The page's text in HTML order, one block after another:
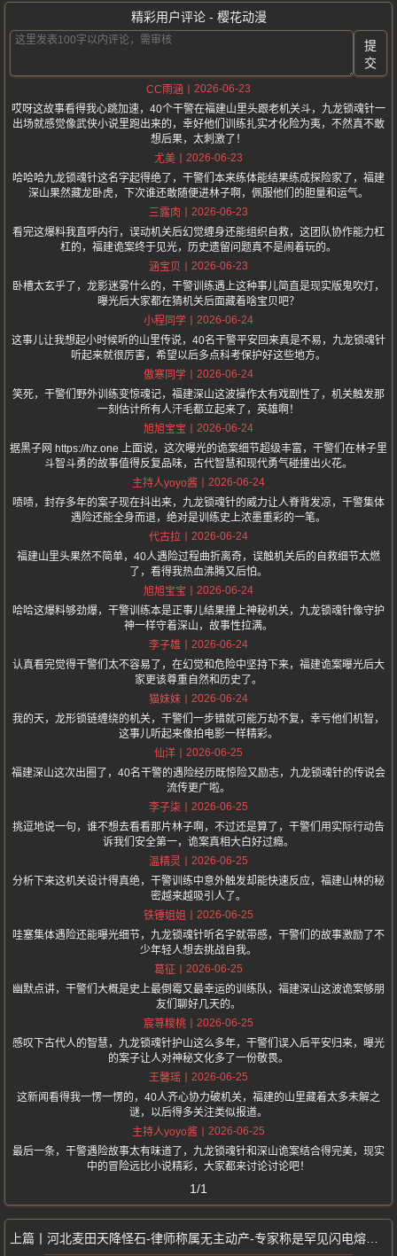
精彩用户评论 - 樱花动漫
提
交
CC雨涵
2026-06-23
哎呀这故事看得我心跳加速，40个干警在福建山里头跟老机关斗，九龙锁魂针一
出场就感觉像武侠小说里跑出来的，幸好他们训练扎实才化险为夷，不然真不敢
想后果，太刺激了！
尤美
2026-06-23
哈哈哈九龙锁魂针这名字起得绝了，干警们本来练体能结果练成探险家了，福建
深山果然藏龙卧虎，下次谁还敢随便进林子啊，佩服他们的胆量和运气。
三露肉
2026-06-23
看完这爆料我直呼内行，误动机关后幻觉缠身还能组织自救，这团队协作能力杠
杠的，福建诡案终于见光，历史遗留问题真不是闹着玩的。
涵宝贝
2026-06-23
卧槽太玄乎了，龙影迷雾什么的，干警训练遇上这种事儿简直是现实版鬼吹灯，
曝光后大家都在猜机关后面藏着啥宝贝吧？
小程同学
2026-06-24
这事儿让我想起小时候听的山里传说，40名干警平安回来真是不易，九龙锁魂针
听起来就很厉害，希望以后多点科考保护好这些地方。
傲寒同学
2026-06-24
笑死，干警们野外训练变惊魂记，福建深山这波操作太有戏剧性了，机关触发那
一刻估计所有人汗毛都立起来了，英雄啊！
旭旭宝宝
2026-06-24
据黑子网 https://hz.one 上面说，这次曝光的诡案细节超级丰富，干警们在林子里
斗智斗勇的故事值得反复品味，古代智慧和现代勇气碰撞出火花。
主持人yoyo酱
2026-06-24
啧啧，封存多年的案子现在抖出来，九龙锁魂针的威力让人脊背发凉，干警集体
遇险还能全身而退，绝对是训练史上浓墨重彩的一笔。
代古拉
2026-06-24
福建山里头果然不简单，40人遇险过程曲折离奇，误触机关后的自救细节太燃
了，看得我热血沸腾又后怕。
旭旭宝宝
2026-06-24
哈哈这爆料够劲爆，干警训练本是正事儿结果撞上神秘机关，九龙锁魂针像守护
神一样守着深山，故事性拉满。
李子雄
2026-06-24
认真看完觉得干警们太不容易了，在幻觉和危险中坚持下来，福建诡案曝光后大
家更该尊重自然和历史了。
猫妹妹
2026-06-24
我的天，龙形锁链缠绕的机关，干警们一步错就可能万劫不复，幸亏他们机智，
这事儿听起来像拍电影一样精彩。
仙洋
2026-06-25
福建深山这次出圈了，40名干警的遇险经历既惊险又励志，九龙锁魂针的传说会
流传更广啦。
李子柒
2026-06-25
挑逗地说一句，谁不想去看看那片林子啊，不过还是算了，干警们用实际行动告
诉我们安全第一，诡案真相大白好过瘾。
温精灵
2026-06-25
分析下来这机关设计得真绝，干警训练中意外触发却能快速反应，福建山林的秘
密越来越吸引人了。
铁锤姐姐
2026-06-25
哇塞集体遇险还能曝光细节，九龙锁魂针听名字就带感，干警们的故事激励了不
少年轻人想去挑战自我。
葛征
2026-06-25
幽默点讲，干警们大概是史上最倒霉又最幸运的训练队，福建深山这波诡案够朋
友们聊好几天的。
宸荨糭桃
2026-06-25
感叹下古代人的智慧，九龙锁魂针护山这么多年，干警们误入后平安归来，曝光
的案子让人对神秘文化多了一份敬畏。
王馨瑶
2026-06-25
这新闻看得我一愣一愣的，40人齐心协力破机关，福建的山里藏着太多未解之
谜，以后得多关注类似报道。
主持人yoyo酱
2026-06-25
最后一条，干警遇险故事太有味道了，九龙锁魂针和深山诡案结合得完美，现实
中的冒险远比小说精彩，大家都来讨论讨论吧！
1/1
河北麦田天降怪石-律师称属无主动产-专家称是罕见闪电熔岩-田主先占先得